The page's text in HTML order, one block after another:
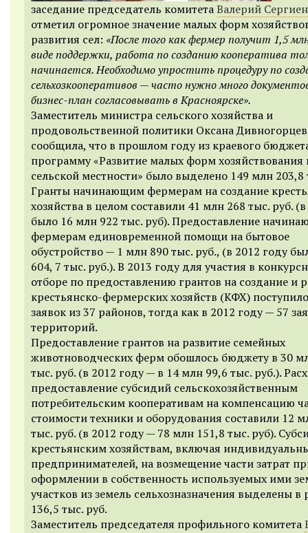
заседание председатель комитетаВалерий
отметил огромное значение малых форм
развития сел: «После того как фермер получит 1,5
виде поддержки, работа по созданию кооператива
начинается. Необходимо упростить процедуру по
сельхозкооперативов — часто нужно много
бизнес-план согласовывать в Красноярске».
Заместитель министра сельского хозяйства и
продовольственной политики Оксана
сообщила, что в прошлом году из краевого
программу «Развитие малых форм хозяйствования
сельской местности» было выделено 149 млн 203,8
Гранты начинающим фермерам на создание
хозяйства в целом составили 41 млн 268 тыс. руб.
было 16 млн 922 тыс. руб). Предоставление
фермерам единовременной помощи на бытовое
обустройство — 1 млн 890 тыс. руб., (в 2012 году
604, 7 тыс. руб.). В 2013 году для участия в
отборе по предоставлению грантов на создание и
крестьянско-фермерских хозяйств (КФХ)
заявок из 37 районов, тогда как в 2012 году — 57
территорий.
Предоставление грантов на развитие семейных
животноводческих ферм обошлось бюджету в 30
тыс. руб. (в 2012 году — в 14 млн 99,6 тыс. руб.).
предоставление субсидий сельскохозяйственным
потребительским кооперативам на компенсацию
стоимости техники и оборудования составили 12
тыс. руб. (в 2012 году — 78 млн 151,8 тыс. руб).
крестьянским хозяйствам, включая
предпринимателей, на возмещение части затрат
оформлении в собственность используемых ими
участков из земель сельхозназначения выделены в
136,5 тыс. руб.
Заместитель председателя профильного комитета